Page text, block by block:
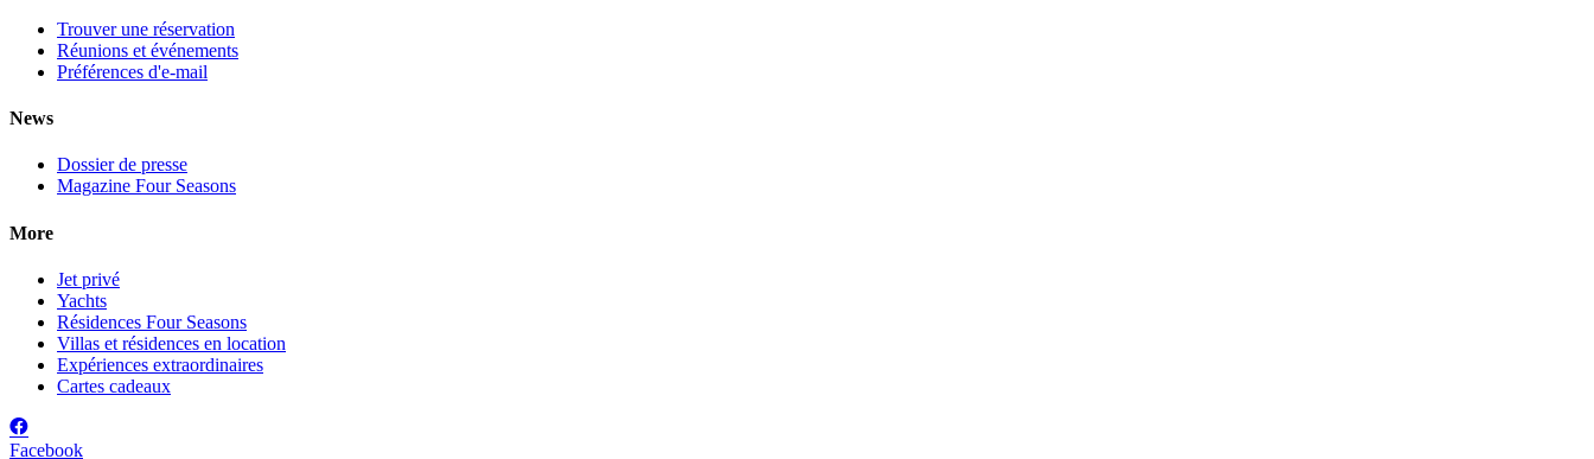
Trouver une réservation
Réunions et événements
Préférences d'e-mail
News
Dossier de presse
Magazine Four Seasons
More
Jet privé
Yachts
Résidences Four Seasons
Villas et résidences en location
Expériences extraordinaires
Cartes cadeaux
Facebook